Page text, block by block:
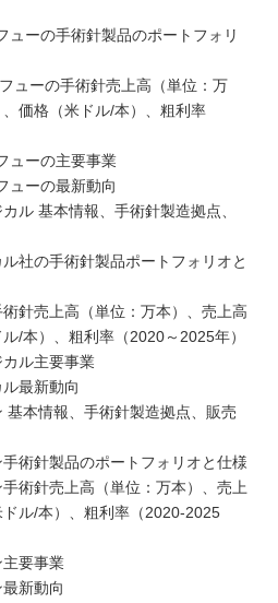
ューの手術針製品のポートフォリ
ューの手術針売上高（単位：万
価格（米ドル/本）、粗利率
ューの主要事業
ューの最新動向
ル 基本情報、手術針製造拠点、
社の手術針製品ポートフォリオと
針売上高（単位：万本）、売上高
/本）、粗利率（2020～2025年）
ル主要事業
最新動向
本情報、手術針製造拠点、販売
術針製品のポートフォリオと仕様
術針売上高（単位：万本）、売上
ル/本）、粗利率（2020-2025
要事業
新動向